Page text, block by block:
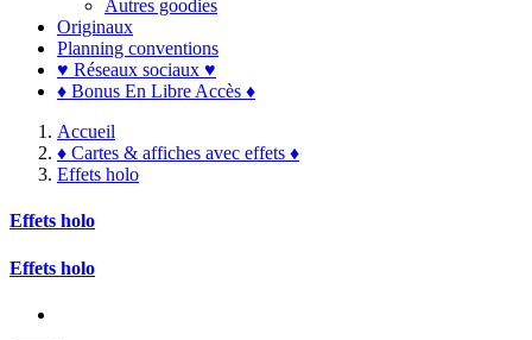
Autres goodies
Originaux
Planning conventions
♥ Réseaux sociaux ♥
♦ Bonus En Libre Accès ♦
Accueil
♦ Cartes & affiches avec effets ♦
Effets holo
Effets holo
Effets holo